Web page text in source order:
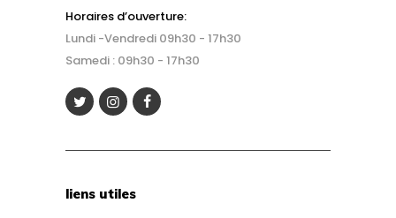
Horaires d’ouverture:
Lundi -Vendredi 09h30 - 17h30
Samedi : 09h30 - 17h30
liens utiles